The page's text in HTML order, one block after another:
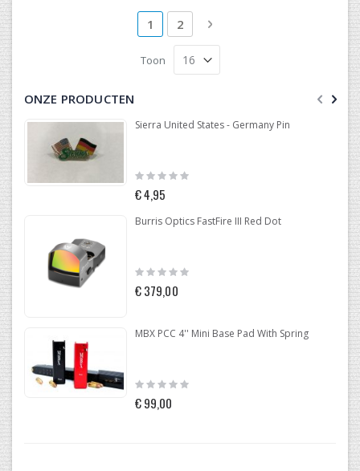
Pagina
U lees momenteel pagina
1 Pagina
2 Pagina
Volgende
Toon
ONZE PRODUCTEN
Sierra United States - Germany Pin
Rating:
0%
€ 4,95
Burris Optics FastFire III Red Dot
Rating:
0%
€ 379,00
MBX PCC 4'' Mini Base Pad With Spring
Rating:
0%
€ 99,00